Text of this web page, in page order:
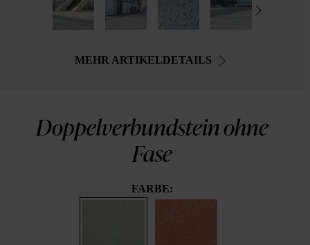
MEHR ARTIKELDETAILS
Doppelverbundstein ohne
Fase
FARBE: